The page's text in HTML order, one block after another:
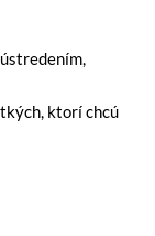
ktorí chcú